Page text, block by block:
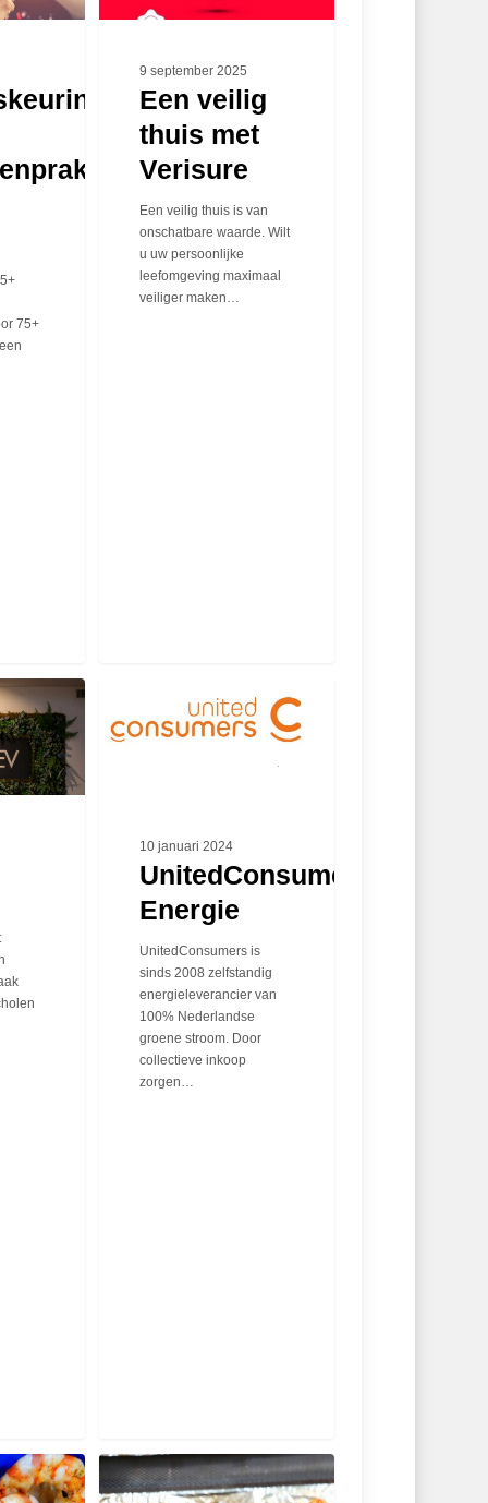
75+
9 september 2025
Een veilig
thuis met
Verisure
Een veilig thuis is van
onschatbare waarde. Wilt
u uw persoonlijke
leefomgeving maximaal
veiliger maken…
10 januari 2024
UnitedConsumers
Energie
UnitedConsumers is
sinds 2008 zelfstandig
energieleverancier van
100% Nederlandse
groene stroom. Door
collectieve inkoop
zorgen…
Kiplekker
Versgrill